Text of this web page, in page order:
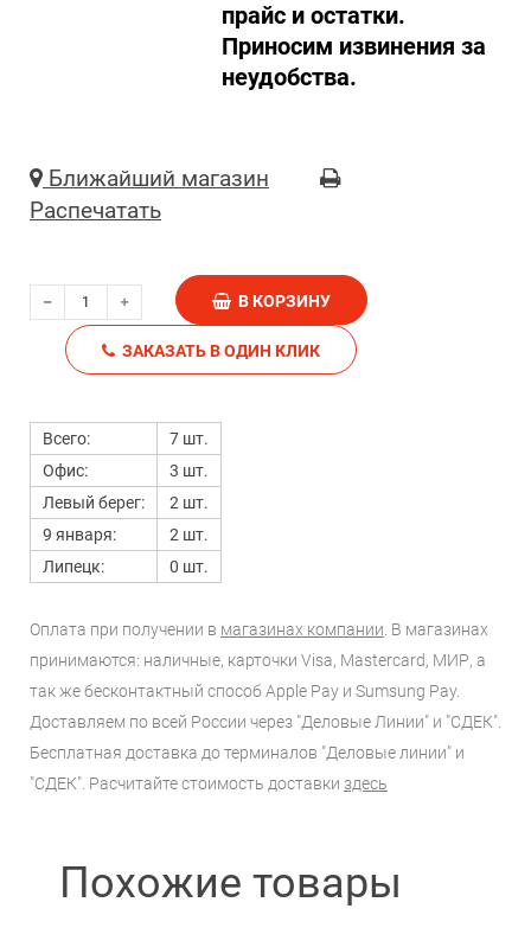
прайс и остатки.
Приносим извинения за
неудобства.
Ближайший магазин
Распечатать
В КОРЗИНУ
ЗАКАЗАТЬ В ОДИН КЛИК
Всего:
7 шт.
Офис:
3 шт.
Левый берег:
2 шт.
9 января:
2 шт.
Липецк:
0 шт.
Оплата при получении в магазинах компании . В магазинах
принимаются: наличные, карточки Visa, Mastercard, МИР, а
так же бесконтактный способ Apple Pay и Sumsung Pay.
Доставляем по всей России через "Деловые Линии" и "СДЕК".
Бесплатная доставка до терминалов "Деловые линии" и
"СДЕК". Расчитайте стоимость доставки здесь
Похожие товары